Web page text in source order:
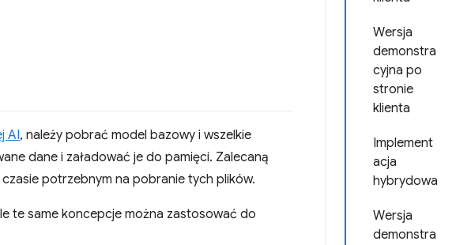
Wersja
demonstra
cyjna po
stronie
klienta
Implement
acja
hybrydowa
Wersja
demonstra
AI, należy pobrać model bazowy i wszelkie
dane i załadować je do pamięci. Zalecaną
potrzebnym na pobranie tych plików.
te same koncepcje można zastosować do